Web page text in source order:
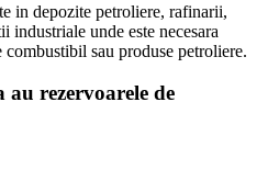
in depozite petroliere, rafinarii,
industriale unde este necesara
sau produse petroliere.
au rezervoarele de